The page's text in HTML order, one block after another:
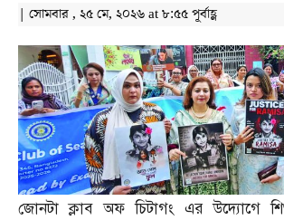
| সোমবার , ২৫ মে, ২০২৬ at ৮:৫৫ পূর্বাহ্ণ
জোনটা ক্লাব অফ চিটাগং এর উদ্যোগে